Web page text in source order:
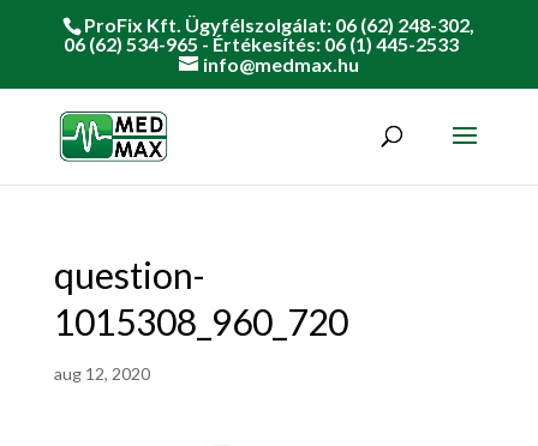
ProFix Kft. Ügyfélszolgálat: 06 (62) 248-302,
06 (62) 534-965 - Értékesítés: 06 (1) 445-2533
info@medmax.hu
question-
1015308_960_720
aug 12, 2020